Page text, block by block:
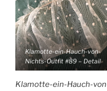
Klamotte-ein-Hauch-von-
Nichts-Outfit #89 – Detail
Klamotte-ein-Hauch-